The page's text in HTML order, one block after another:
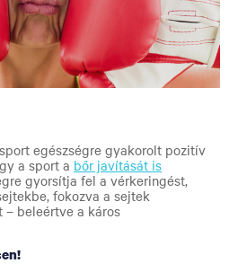
egészségre gyakorolt pozitív
a sport a bőr javítását is
gyorsítja fel a vérkeringést,
fokozva a sejtek
– beleértve a káros